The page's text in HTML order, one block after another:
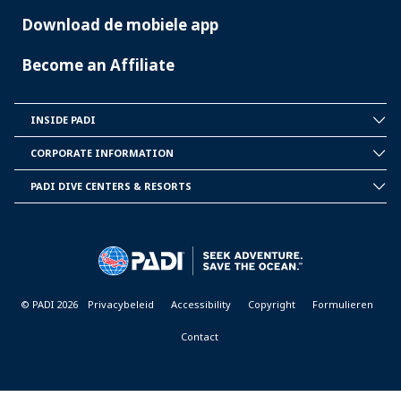
Download de mobiele app
Become an Affiliate
PADI
INSIDE PADI
INFORMATION
CORPORATE INFORMATION
PADI DIVE CENTERS & RESORTS
© PADI 2026 Privacybeleid Accessibility Copyright Formulieren
Contact